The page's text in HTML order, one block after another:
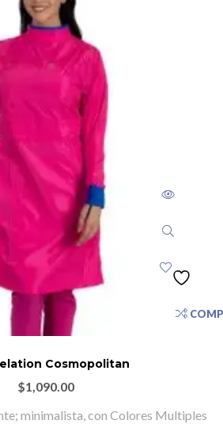
Cosmopolitan
$1,090.00
minimalista, con Colores Multiples